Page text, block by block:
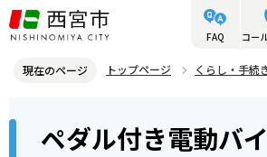
こ
の
ジ
FAQ コー
現在のページ トップページ くらし・手続
ペダル付き電動バ